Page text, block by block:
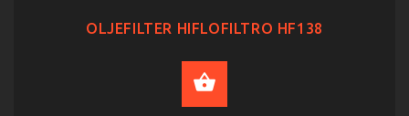
OLJEFILTER HIFLOFILTRO HF138